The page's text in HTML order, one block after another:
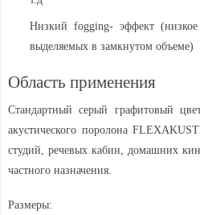
Низкий fogging- эффект (низкое
выделяемых в замкнутом объеме)
Область применения
Стандартный серый графитовый
акустического поролона
студий, речевых кабин, домашних
частного назначения.
Размеры: